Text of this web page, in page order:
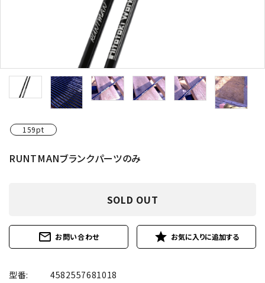
159pt
RUNTMANブランクパーツのみ
SOLD OUT
mail_outline お問い合わせ star
型番: 4582557681018